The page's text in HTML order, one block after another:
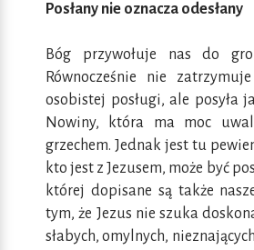
Posłany nie oznacza odesłany
Bóg przywołuje nas do
Równocześnie nie
osobistej posługi, ale posyła
Nowiny, która ma moc
grzechem. Jednak jest tu
kto jest z Jezusem, może być
której dopisane są także
tym, że Jezus nie szuka
słabych, omylnych,